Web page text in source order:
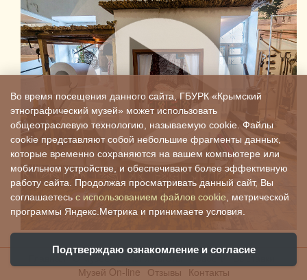
О музее
Музей On-line Отзывы Контакты
Во время посещения данного сайта, ГБУРК «Крымский
этнографический музей» может использовать
общеотраслевую технологию, называемую cookie. Файлы
cookie представляют собой небольшие фрагменты данных,
которые временно сохраняются на вашем компьютере или
мобильном устройстве, и обеспечивают более эффективную
работу сайта. Продолжая просматривать данный сайт, Вы
соглашаетесь с использованием файлов cookie , метрической
программы Яндекс.Метрика и принимаете условия.
Подтверждаю ознакомление и согласие